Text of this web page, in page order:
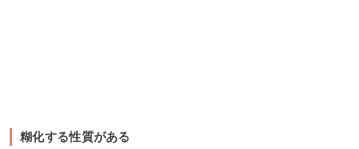
糊化する性質がある